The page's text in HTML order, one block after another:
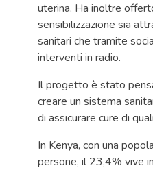
uterina. Ha inoltre
sensibilizzazione sia
sanitari che tramite
interventi in radio.
Il progetto è stato
creare un sistema
di assicurare cure di
In Kenya, con una
persone, il 23,4% vive